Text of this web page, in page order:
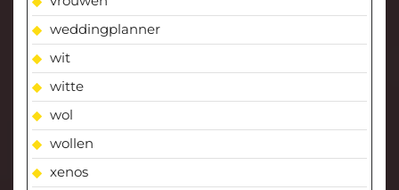
weddingplanner
wit
witte
wol
wollen
xenos